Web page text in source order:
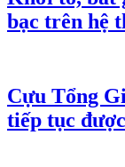
bạc trên hệ
Cựu Tổng
tiếp tục